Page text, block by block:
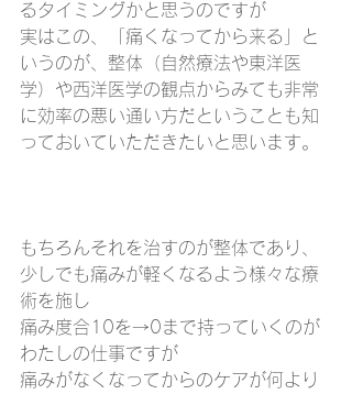
るタイミングかと思うのですが
実はこの、「痛くなってから来る」と
いうのが、整体（自然療法や東洋医
学）や西洋医学の観点からみても非常
に効率の悪い通い方だということも知
っておいていただきたいと思います。
もちろんそれを治すのが整体であり、
少しでも痛みが軽くなるよう様々な療
術を施し
痛み度合10を→0まで持っていくのが
わたしの仕事ですが
痛みがなくなってからのケアが何より